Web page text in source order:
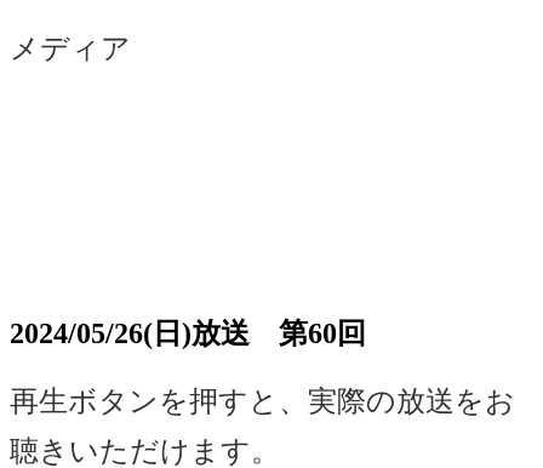
メディア
2024/05/26(日)放送 第60回
再生ボタンを押すと、 実際の放送をお
聴きいただけます。